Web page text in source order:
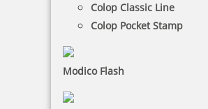
Colop Classic Line
Colop Pocket Stamp
Modico Flash
25 Artikel in der Kategorie